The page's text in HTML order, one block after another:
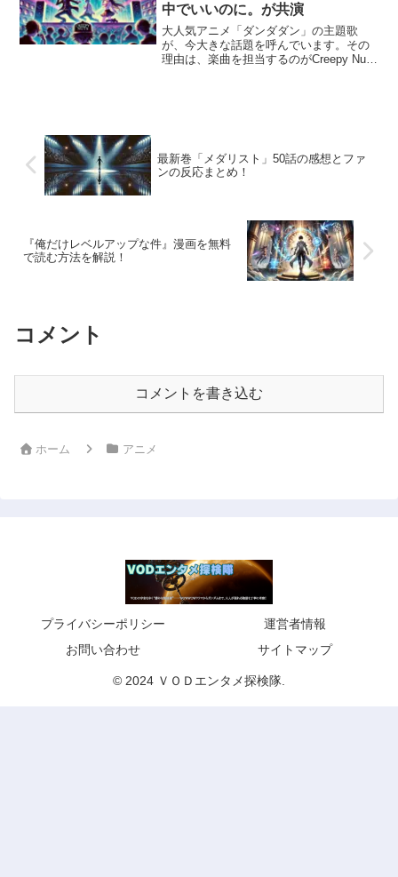
中でいいのに。が共演
大人気アニメ「ダンダダン」の主題歌
が、今大きな話題を呼んでいます。その
理由は、楽曲を担当するのがCreepy Nuts
最新巻「メダリスト」50話の感想とファ
ンの反応まとめ！
『俺だけレベルアップな件』漫画を無料
で読む方法を解説！
コメント
コメントを書き込む
ホーム アニメ
プライバシーポリシー
運営者情報
お問い合わせ
サイトマップ
© 2024 ＶＯＤエンタメ探検隊.